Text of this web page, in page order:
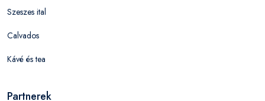
Szeszes ital
Calvados
Kávé és tea
Partnerek